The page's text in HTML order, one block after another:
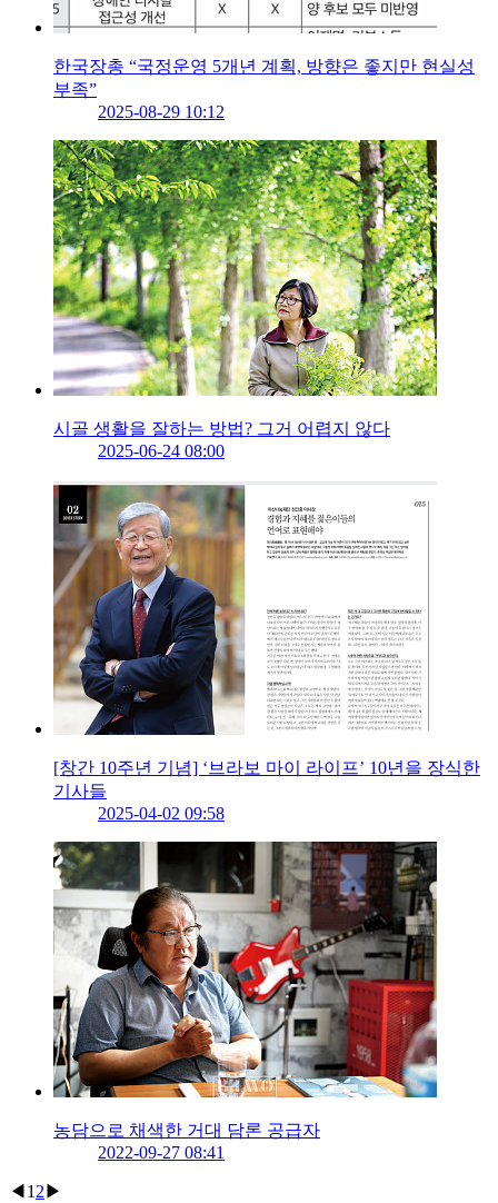
한국장총 “국정운영 5개년 계획, 방향은 좋지만 현실성
부족”
2025-08-29 10:12
시골 생활을 잘하는 방법? 그거 어렵지 않다
2025-06-24 08:00
[창간 10주년 기념] ‘브라보 마이 라이프’ 10년을 장식한
기사들
2025-04-02 09:58
농담으로 채색한 거대 담론 공급자
2022-09-27 08:41
◀ 1 2 ▶